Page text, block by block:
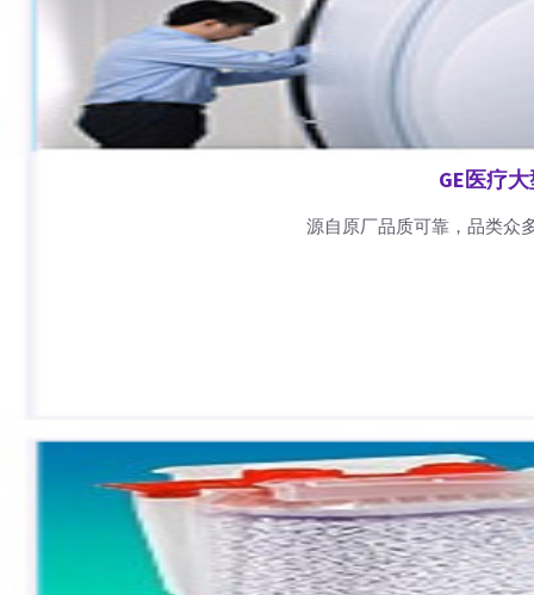
GE医疗
源自原厂品质可靠，品类众